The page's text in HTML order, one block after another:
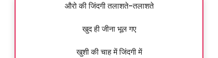
औरो की जिंदगी तलाशते-तलाशते
खुद ही जीना भूल गए
खुशी की चाह में जिंदगी में